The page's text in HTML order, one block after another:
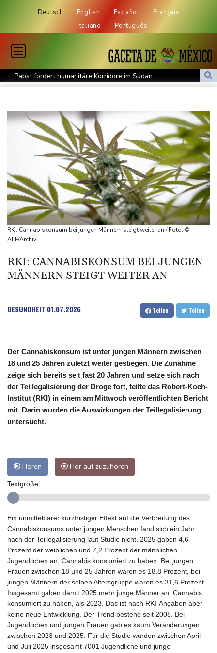
Deutsch English Español
Français
Italiano
Português
Papst fordert humanitäre Korridore im Sudan
Cottbus erkämpft Sieg gegen Hannover
St. Pauli verpasst Auftaktsieg bei Rapp-Debüt
Flugstreichungen und Evakuierungen: Taifun "Dolphin" in
Ostchina auf Land getroffen
Nächster Dreifachsieg für Aprilia - Fernández triumphiert
Verkehrsminister Bilger will Boni von Bahnmanagern an Ziele
knüpfen
Bericht: Trotz Sanierung nur jeder vierte Zug zwischen Hamburg
und Berlin pünktlich
FC Bayern: Kompany setzt auf Musiala
Waldbrände in Kanada: Notstand in Provinz British Columbia
RKI: Cannabiskonsum bei jungen Männern steigt weiter an / Foto: ©
AFP/Archiv
RKI: CANNABISKONSUM BEI JUNGEN
MÄNNERN STEIGT WEITER AN
GESUNDHEIT 01.07.2026 Teilen Teilen
Der Cannabiskonsum ist unter jungen Männern zwischen
18 und 25 Jahren zuletzt weiter gestiegen. Die Zunahme
zeige sich bereits seit fast 20 Jahren und setze sich nach
der Teillegalisierung der Droge fort, teilte das Robert-Koch-
Institut (RKI) in einem am Mittwoch veröffentlichten Bericht
mit. Darin wurden die Auswirkungen der Teillegalisierung
untersucht.
Hören Hör auf zuzuhören
Textgröße:
Ein unmittelbarer kurzfristiger Effekt auf die Verbreitung des
Cannabiskonsums unter jungen Menschen fand sich ein Jahr
nach der Teillegalisierung laut Studie nicht. 2025 gaben 4,6
Prozent der weiblichen und 7,2 Prozent der männlichen
Jugendlichen an, Cannabis konsumiert zu haben. Bei jungen
Frauen zwischen 18 und 25 Jahren waren es 18,8 Prozent, bei
jungen Männern der selben Altersgruppe waren es 31,6 Prozent.
Insgesamt gaben damit 2025 mehr junge Männer an, Cannabis
konsumiert zu haben, als 2023. Das ist nach RKI-Angaben aber
keine neue Entwicklung. Der Trend bestehe seit 2008. Bei
Jugendlichen und jungen Frauen gab es kaum Veränderungen
zwischen 2023 und 2025. Für die Studie wurden zwischen April
und Juli 2025 insgesamt 7001 Jugendliche und junge